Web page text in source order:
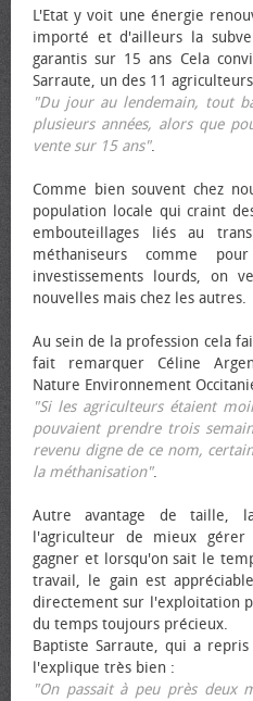
L'Etat y voit une énergie
importé et d'ailleurs la
garantis sur 15 ans Cela
Sarraute, un des 11 agriculteurs
"Du jour au lendemain, tout
plusieurs années, alors que
vente sur 15 ans".
Comme bien souvent chez
population locale qui craint
embouteillages liés au
méthaniseurs comme
investissements lourds, on
nouvelles mais chez les autres.
Au sein de la profession cela
fait remarquer Céline
Nature Environnement
"Si les agriculteurs étaient
pouvaient prendre trois
revenu digne de ce nom,
la méthanisation".
Autre avantage de taille,
l'agriculteur de mieux
gagner et lorsqu'on sait le
travail, le gain est
directement sur l'exploitation
du temps toujours précieux.
Baptiste Sarraute, qui a
l'explique très bien :
"On passait à peu près deux